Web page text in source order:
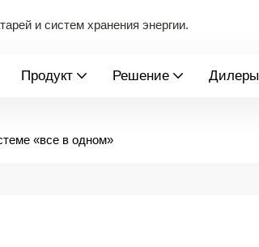
и систем хранения энергии.
Продукт Решение Дилеры
«все в одном»